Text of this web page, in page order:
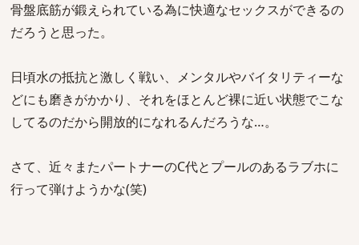
骨盤底筋が鍛えられている為に快適なセックスができるの
だろうと思った。
日頃水の抵抗と激しく戦い、メンタルやバイタリティーな
どにも磨きがかかり、それをほとんど裸に近い状態でこな
してるのだから開放的になれるんだろうな…。
さて、近々またパートナーのC代とプールのあるラブホに
行って弾けようかな(笑)